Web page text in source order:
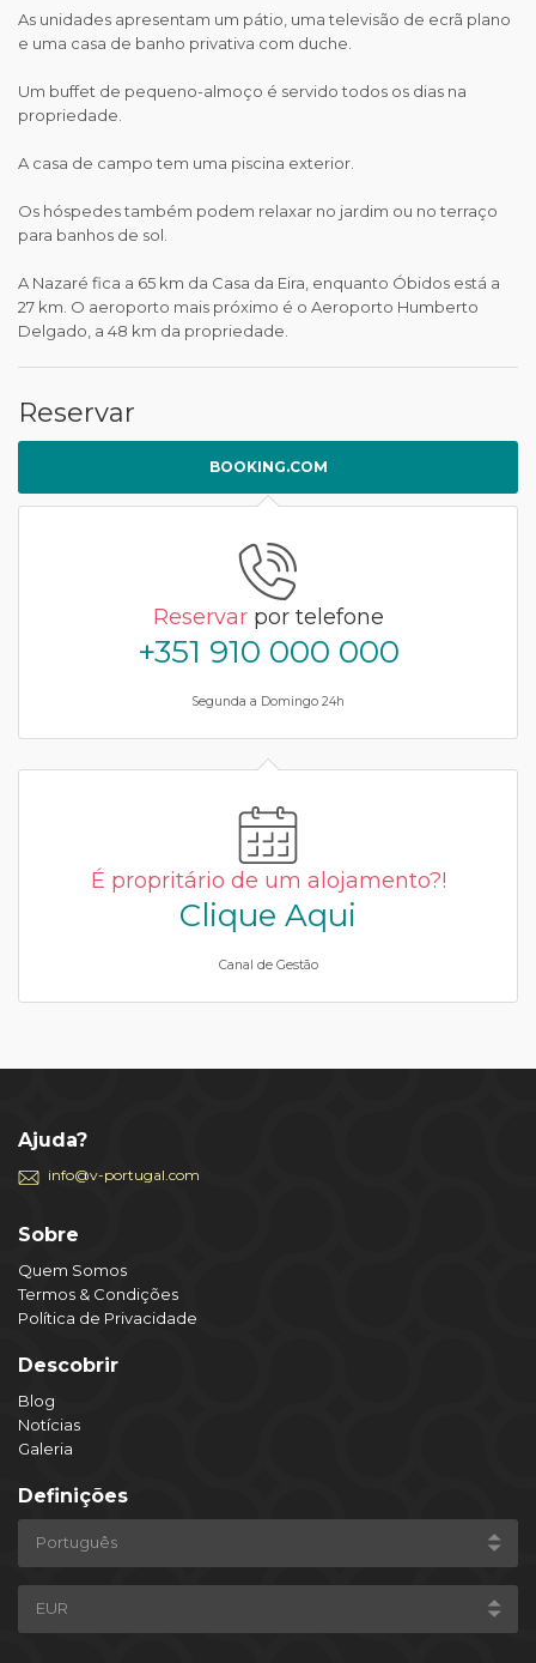
As unidades apresentam um pátio, uma televisão de ecrã plano
e uma casa de banho privativa com duche.
Um buffet de pequeno-almoço é servido todos os dias na
propriedade.
A casa de campo tem uma piscina exterior.
Os hóspedes também podem relaxar no jardim ou no terraço
para banhos de sol.
A Nazaré fica a 65 km da Casa da Eira, enquanto Óbidos está a
27 km. O aeroporto mais próximo é o Aeroporto Humberto
Delgado, a 48 km da propriedade.
Reservar
BOOKING.COM
Reservarpor telefone
+351 910 000 000
Segunda a Domingo 24h
É propritário de um alojamento?!
Clique Aqui
Canal de Gestão
Ajuda?
info@v-portugal.com
Sobre
Quem Somos
Termos & Condições
Política de Privacidade
Descobrir
Blog
Notícias
Galeria
Definições